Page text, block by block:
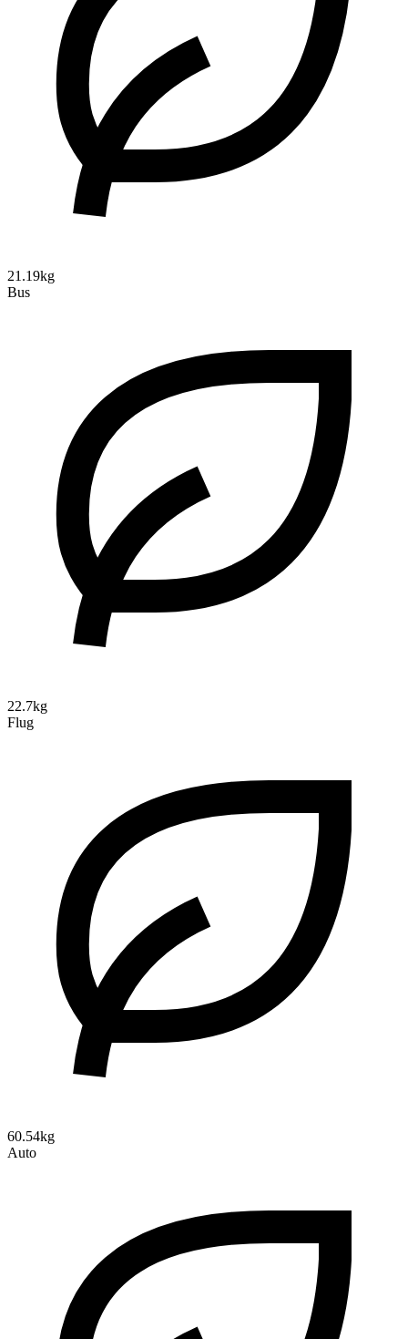
21.19kg
Bus
22.7kg
Flug
60.54kg
Auto